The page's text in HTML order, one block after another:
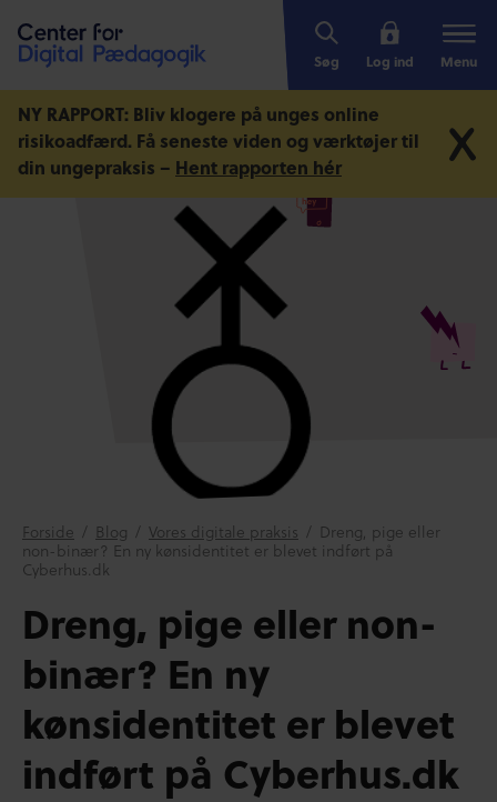
Søg Log ind Menu
NY RAPPORT: Bliv klogere på unges online
risikoadfærd. Få seneste viden og værktøjer til
din ungepraksis – Hent rapporten hér
Forside / Blog / Vores digitale praksis / Dreng, pige eller
non-binær? En ny kønsidentitet er blevet indført på
Cyberhus.dk
Dreng, pige eller non-
binær? En ny
kønsidentitet er blevet
indført på Cyberhus.dk